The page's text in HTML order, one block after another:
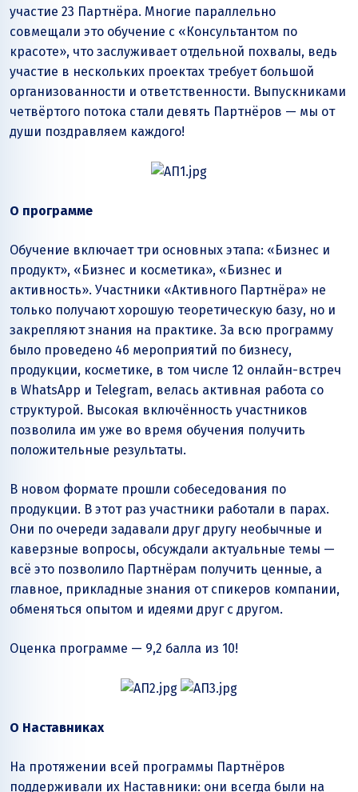
участие 23 Партнёра. Многие параллельно
совмещали это обучение с «Консультантом по
красоте», что заслуживает отдельной похвалы, ведь
участие в нескольких проектах требует большой
организованности и ответственности. Выпускниками
четвёртого потока стали девять Партнёров — мы от
души поздравляем каждого!
О программе
Обучение включает три основных этапа: «Бизнес и
продукт», «Бизнес и косметика», «Бизнес и
активность». Участники «Активного Партнёра» не
только получают хорошую теоретическую базу, но и
закрепляют знания на практике. За всю программу
было проведено 46 мероприятий по бизнесу,
продукции, косметике, в том числе 12 онлайн-встреч
в WhatsApp и Telegram, велась активная работа со
структурой. Высокая включённость участников
позволила им уже во время обучения получить
положительные результаты.
В новом формате прошли собеседования по
продукции. В этот раз участники работали в парах.
Они по очереди задавали друг другу необычные и
каверзные вопросы, обсуждали актуальные темы —
всё это позволило Партнёрам получить ценные, а
главное, прикладные знания от спикеров компании,
обменяться опытом и идеями друг с другом.
Оценка программе — 9,2 балла из 10!
О Наставниках
На протяжении всей программы Партнёров
поддерживали их Наставники: они всегда были на